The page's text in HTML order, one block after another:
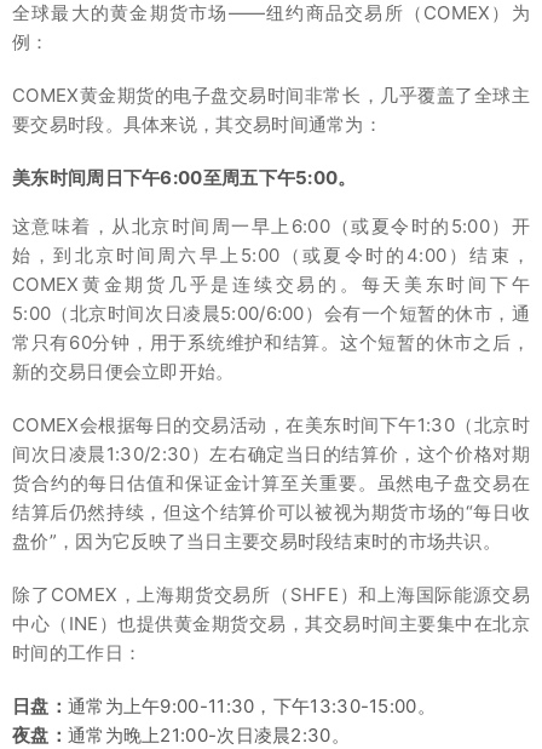
全球最大的黄金期货市场——纽约商品交易所（COMEX）为
例：
COMEX黄金期货的电子盘交易时间非常长，几乎覆盖了全球主
要交易时段。具体来说，其交易时间通常为：
美东时间周日下午6:00至周五下午5:00。
这意味着，从北京时间周一早上6:00（或夏令时的5:00）开
始，到北京时间周六早上5:00（或夏令时的4:00）结束，
COMEX黄金期货几乎是连续交易的。每天美东时间下午
5:00（北京时间次日凌晨5:00/6:00）会有一个短暂的休市，通
常只有60分钟，用于系统维护和结算。这个短暂的休市之后，
新的交易日便会立即开始。
COMEX会根据每日的交易活动，在美东时间下午1:30（北京时
间次日凌晨1:30/2:30）左右确定当日的结算价，这个价格对期
货合约的每日估值和保证金计算至关重要。虽然电子盘交易在
结算后仍然持续，但这个结算价可以被视为期货市场的“每日收
盘价”，因为它反映了当日主要交易时段结束时的市场共识。
除了COMEX，上海期货交易所（SHFE）和上海国际能源交易
中心（INE）也提供黄金期货交易，其交易时间主要集中在北京
时间的工作日：
日盘： 通常为上午9:00-11:30，下午13:30-15:00。
夜盘： 通常为晚上21:00-次日凌晨2:30。